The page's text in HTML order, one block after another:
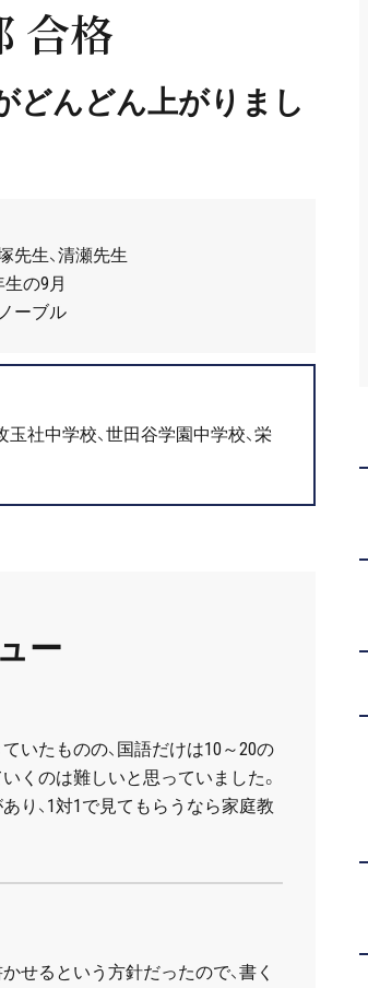
合格
どんどん上がりまし
先生、清瀬先生
生の9月
ーブル
玉社中学校、世田谷学園中学校、栄
ー
いたものの、国語だけは10～20の
くのは難しいと思っていました。
り、1対1で見てもらうなら家庭教
せるという方針だったので、書く